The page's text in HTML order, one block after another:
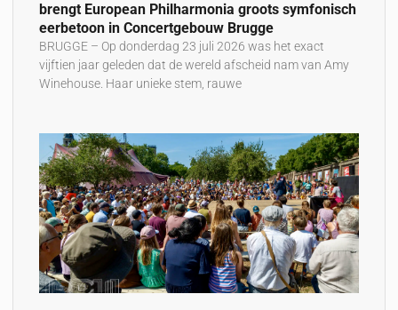
brengt European Philharmonia groots symfonisch
eerbetoon in Concertgebouw Brugge
BRUGGE – Op donderdag 23 juli 2026 was het exact
vijftien jaar geleden dat de wereld afscheid nam van Amy
Winehouse. Haar unieke stem, rauwe